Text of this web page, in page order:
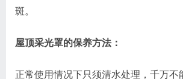
斑。
屋顶采光罩的保养方法：
正常使用情况下只须清水处理，千万不